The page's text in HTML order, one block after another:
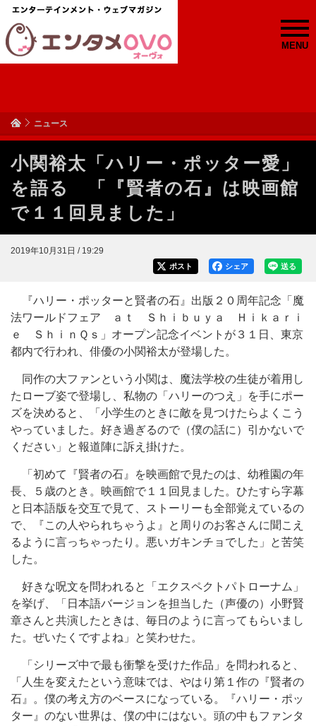
MENU
ニュース
小関裕太「ハリー・ポッター愛」
を語る 「『賢者の石』は映画館
で１１回見ました」
2019年10月31日 / 19:29
送る
シェア
ポスト
『ハリー・ポッターと賢者の石』出版２０周年記念「魔
法ワールドフェア ａｔ Ｓｈｉｂｕｙａ Ｈｉｋａｒｉ
ｅ ＳｈｉｎＱｓ」オープン記念イベントが３１日、東京
都内で行われ、俳優の小関裕太が登場した。
同作の大ファンという小関は、魔法学校の生徒が着用し
たローブ姿で登場し、私物の「ハリーのつえ」を手にポー
ズを決めると、「小学生のときに敵を見つけたらよくこう
やっていました。好き過ぎるので（僕の話に）引かないで
ください」と報道陣に訴え掛けた。
「初めて『賢者の石』を映画館で見たのは、幼稚園の年
長、５歳のとき。映画館で１１回見ました。ひたすら字幕
と日本語版を交互で見て、ストーリーも全部覚えているの
で、『この人やられちゃうよ』と周りのお客さんに聞こえ
るように言っちゃったり。悪いガキンチョでした」と苦笑
した。
好きな呪文を問われると「エクスペクトパトローナム」
を挙げ、「日本語バージョンを担当した（声優の）小野賢
章さんと共演したときは、毎日のように言ってもらいまし
た。ぜいたくですよね」と笑わせた。
「シリーズ中で最も衝撃を受けた作品」を問われると、
「人生を変えたという意味では、やはり第１作の『賢者の
石』。僕の考え方のベースになっている。『ハリー・ポッ
ター』のない世界は、僕の中にはない。頭の中もファンタ